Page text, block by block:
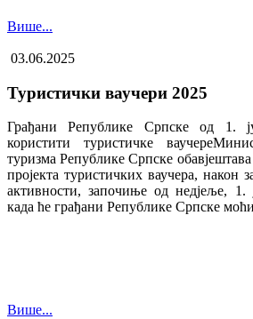
Више...
03.06.2025
Туристички ваучери 2025
Грађани Републике Српске од 1.
користити туристичке
туризма Републике Српске обавјештава
пројекта туристичких ваучера, након
активности, започиње од недјеље, 1.
када ће грађани Републике Српске
Више...